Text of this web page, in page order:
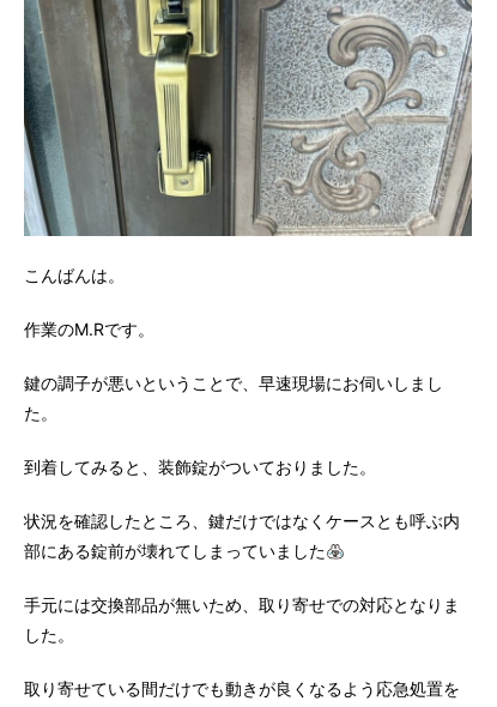
こんばんは。
作業のM.Rです。
鍵の調子が悪いということで、早速現場にお伺いしまし
た。
到着してみると、装飾錠がついておりました。
状況を確認したところ、鍵だけではなくケースとも呼ぶ内
部にある錠前が壊れてしまっていました
手元には交換部品が無いため、取り寄せでの対応となりま
した。
取り寄せている間だけでも動きが良くなるよう応急処置を